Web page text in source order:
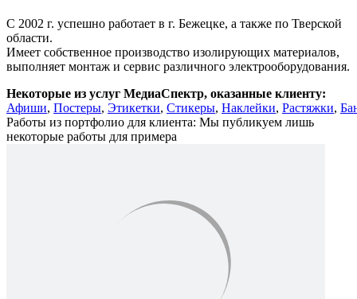
С 2002 г. успешно работает в г. Бежецке, а также по Тверской
области.
Имеет собственное производство изолирующих материалов,
выполняет монтаж и сервис различного электрооборудования.
Некоторые из услуг МедиаСпектр, оказанные клиенту:
Афиши, Постеры, Этикетки, Стикеры, Наклейки, Растяжки,
Работы из портфолио для клиента: Мы публикуем лишь
некоторые работы для примера